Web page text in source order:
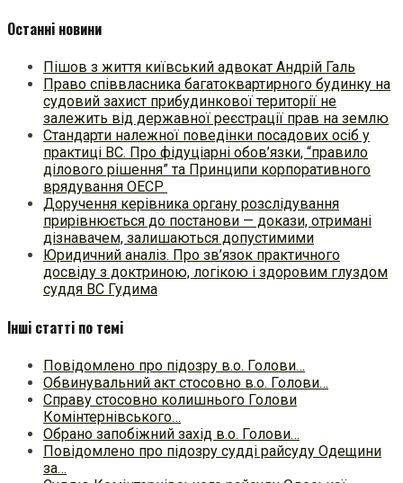
Останні новини
Пішов з життя київський адвокат Андрій Галь
Право співвласника багатоквартирного будинку на
судовий захист прибудинкової території не
залежить від державної реєстрації прав на землю
Стандарти належної поведінки посадових осіб у
практиці ВC. Про фідуціарні обов’язки, “правило
ділового рішення” та Принципи корпоративного
врядування ОЕСР
Доручення керівника органу розслідування
прирівнюється до постанови — докази, отримані
дізнавачем, залишаються допустимими
Юридичний аналіз. Про зв’язок практичного
досвіду з доктриною, логікою і здоровим глуздом
суддя ВС Гудима
Інші статті по темі
Повідомлено про підозру в.о. Голови…
Обвинувальний акт стосовно в.о. Голови…
Справу стосовно колишнього Голови
Комінтернівського…
Обрано запобіжний захід в.о. Голови…
Повідомлено про підозру судді райсуду Одещини
за…